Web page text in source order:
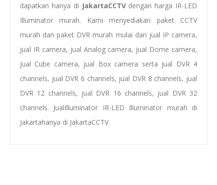
dapatkan hanya di JakartaCCTVdenganharga IR-LED
Illuminator murah. Kami menyediakan paket CCTV
murah danpaket DVR murah mulai dari jual IP camera,
jual IR camera, jual Analog camera, jual Dome camera,
jual Cube camera, jual Box camera serta jual DVR 4
channels, jual DVR 6 channels, jual DVR 8 channels, jual
DVR 12 channels, jual DVR 16 channels, jual DVR 32
channels. JualIlluminator IR-LED Illuminator murah di
Jakartahanya di JakartaCCTV.